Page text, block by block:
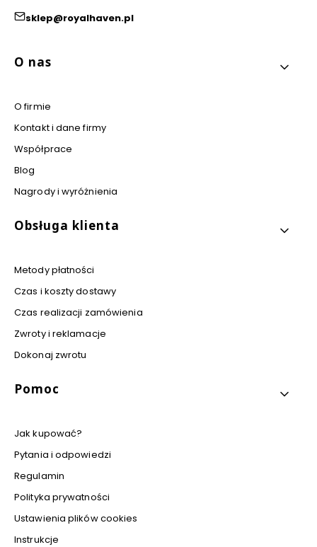
sklep@royalhaven.pl
Linki w stopce
O nas
O firmie
Kontakt i dane firmy
Współprace
Blog
Nagrody i wyróżnienia
Obsługa klienta
Metody płatności
Czas i koszty dostawy
Czas realizacji zamówienia
Zwroty i reklamacje
Dokonaj zwrotu
Pomoc
Jak kupować?
Pytania i odpowiedzi
Regulamin
Polityka prywatności
Ustawienia plików cookies
Instrukcje